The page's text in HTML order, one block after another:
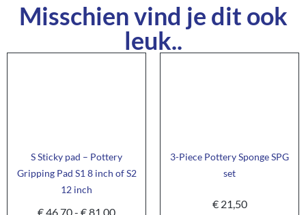
Misschien vind je dit ook
leuk..
S Sticky pad – Pottery
Gripping Pad S1 8 inch of S2
12 inch
€46,70- €81,00
3-Piece Pottery Sponge SPG
set
€21,50